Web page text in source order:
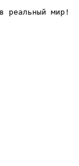
реальный мир!